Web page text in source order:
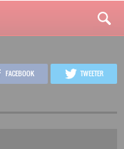
FACEBOOK TWEETER